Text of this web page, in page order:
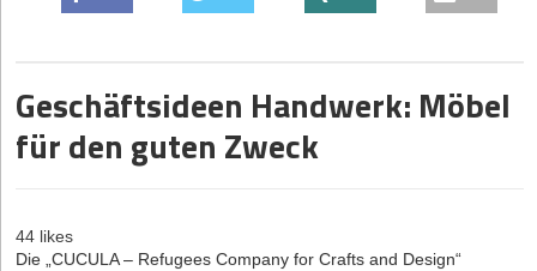
Geschäftsideen Handwerk: Möbel
für den guten Zweck
44 likes
Die „CUCULA – Refugees Company for Crafts and Design“